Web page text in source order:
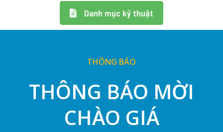
Danh mục kỹ thuật
THÔNG BÁO
THÔNG BÁO MỜI
CHÀO GIÁ